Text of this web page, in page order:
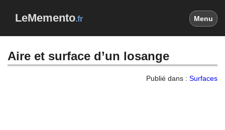
LeMemento.fr Menu
Aire et surface d’un losange
Publié dans : Surfaces